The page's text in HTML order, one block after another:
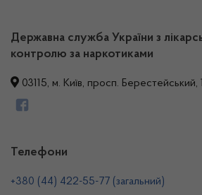
Державна служба України з
контролю за наркотиками
03115, м. Київ, просп.
Телефони
+380 (44) 422-55-77 (загальний)